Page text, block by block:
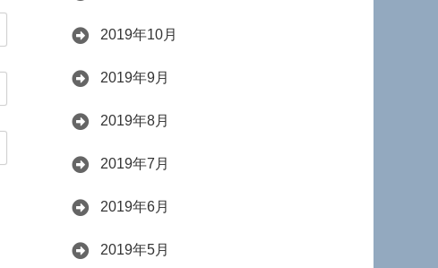
2019年10月
2019年9月
2019年8月
2019年7月
2019年6月
2019年5月